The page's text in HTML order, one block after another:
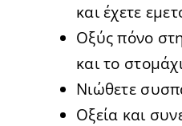
και έχετε
Οξύς πόνο
και το
Νιώθετε
Οξεία και